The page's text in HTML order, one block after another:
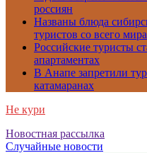
россиян
Названы блюда
туристов со всего мира
Российские туристы
апартаментах
В Анапе запретили
катамаранах
Не кури
Новостная рассылка
Случайные новости